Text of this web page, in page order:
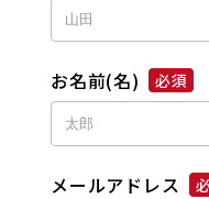
お名前(名) 必須
メールアドレス